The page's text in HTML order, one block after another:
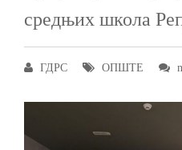
средњих школа
ГДРС ОПШТЕ